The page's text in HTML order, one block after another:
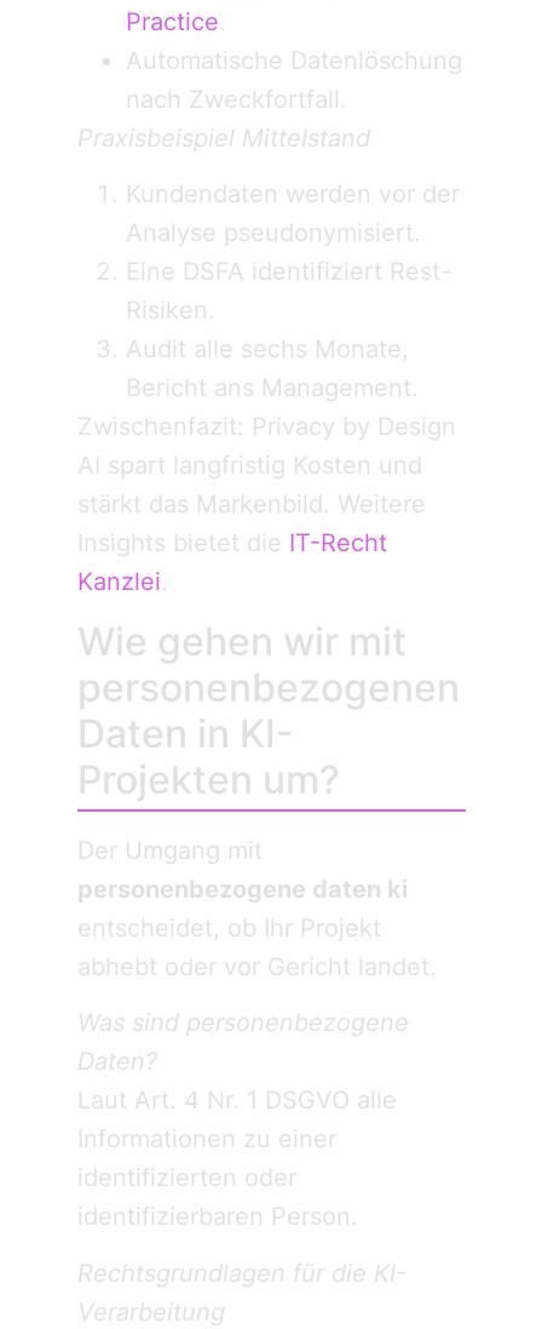
Practice.
Automatische Datenlöschung
nach Zweckfortfall.
Praxisbeispiel Mittelstand
Kundendaten werden vor der
Analyse pseudonymisiert.
Eine DSFA identifiziert Rest-
Risiken.
Audit alle sechs Monate,
Bericht ans Management.
Zwischenfazit: Privacy by Design
AI spart langfristig Kosten und
stärkt das Markenbild. Weitere
Insights bietet die IT-Recht
Kanzlei.
Wie gehen wir mit
personenbezogenen
Daten in KI-
Projekten um?
Der Umgang mit
personenbezogene daten ki
entscheidet, ob Ihr Projekt
abhebt oder vor Gericht landet.
Was sind personenbezogene
Daten?
Laut Art. 4 Nr. 1 DSGVO alle
Informationen zu einer
identifizierten oder
identifizierbaren Person.
Rechtsgrundlagen für die KI-
Verarbeitung